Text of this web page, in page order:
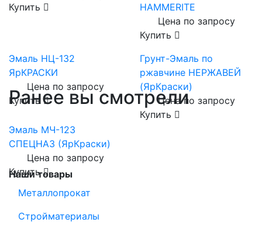
Купить
HAMMERITE
Цена по запросу
Купить
Эмаль НЦ-132
ЯрКРАСКИ
Цена по запросу
Купить
Грунт-Эмаль по
ржавчине НЕРЖАВЕЙ
(ЯрКраски)
Цена по запросу
Купить
Ранее вы смотрели
Эмаль МЧ-123
СПЕЦНАЗ (ЯрКраски)
Цена по запросу
Купить
Наши товары
Металлопрокат
Стройматериалы